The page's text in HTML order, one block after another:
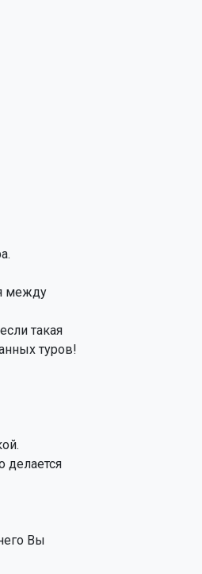
между
такая
туров!
делается
Вы